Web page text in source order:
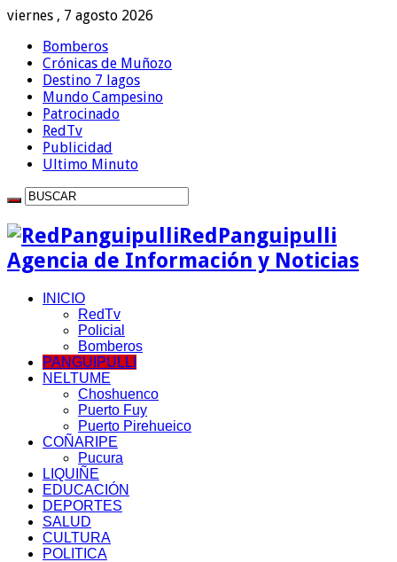
viernes , 7 agosto 2026
Bomberos
Crónicas de Muñozo
Destino 7 lagos
Mundo Campesino
Patrocinado
RedTv
Publicidad
Ultimo Minuto
RedPanguipulli
Agencia de Información y Noticias
INICIO
RedTv
Policial
Bomberos
PANGUIPULLI
NELTUME
Choshuenco
Puerto Fuy
Puerto Pirehueico
COÑARIPE
Pucura
LIQUIÑE
EDUCACIÓN
DEPORTES
SALUD
CULTURA
POLITICA